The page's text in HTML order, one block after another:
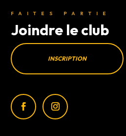
FAITES PARTIE
Joindre le club
INSCRIPTION